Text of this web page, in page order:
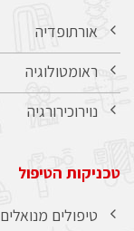
אורתופדיה
ראומטולוגיה
נוירוכירורגיה
טכניקות הטיפול
טיפולים מנואלים